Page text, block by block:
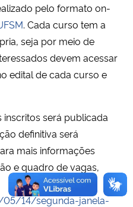
pelo formato on-
. Cada curso tem a
seja por meio de
devem acessar
edital de cada curso e
será publicada
definitiva será
mais informações
e quadro de vagas,
14/segunda-janela-